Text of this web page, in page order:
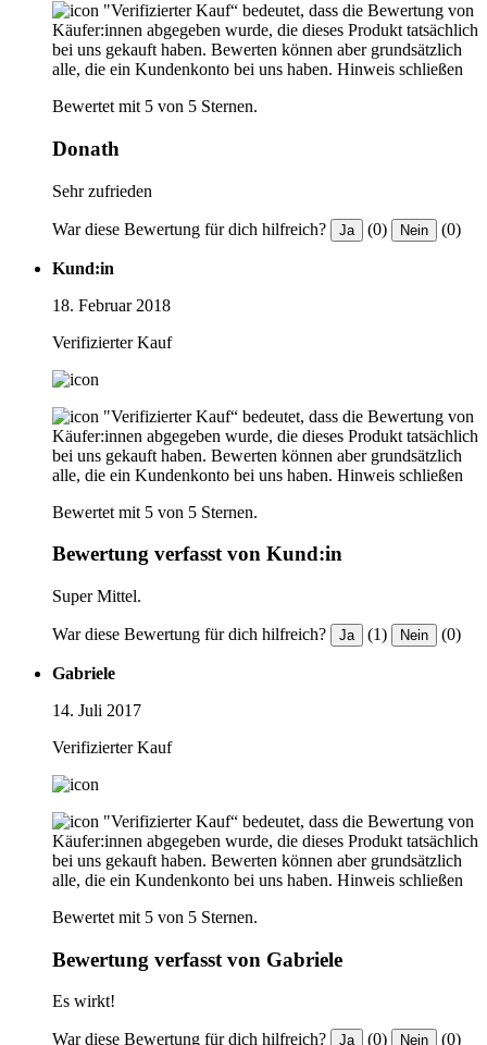
"Verifizierter Kauf“ bedeutet, dass die Bewertung von
Käufer:innen abgegeben wurde, die dieses Produkt tatsächlich
bei uns gekauft haben. Bewerten können aber grundsätzlich
alle, die ein Kundenkonto bei uns haben. Hinweis schließen
Bewertet mit 5 von 5 Sternen.
Donath
Sehr zufrieden
War diese Bewertung für dich hilfreich? Ja (0) Nein (0)
Kund:in
18. Februar 2018
Verifizierter Kauf
"Verifizierter Kauf“ bedeutet, dass die Bewertung von
Käufer:innen abgegeben wurde, die dieses Produkt tatsächlich
bei uns gekauft haben. Bewerten können aber grundsätzlich
alle, die ein Kundenkonto bei uns haben. Hinweis schließen
Bewertet mit 5 von 5 Sternen.
Bewertung verfasst von Kund:in
Super Mittel.
War diese Bewertung für dich hilfreich? Ja (1) Nein (0)
Gabriele
14. Juli 2017
Verifizierter Kauf
"Verifizierter Kauf“ bedeutet, dass die Bewertung von
Käufer:innen abgegeben wurde, die dieses Produkt tatsächlich
bei uns gekauft haben. Bewerten können aber grundsätzlich
alle, die ein Kundenkonto bei uns haben. Hinweis schließen
Bewertet mit 5 von 5 Sternen.
Bewertung verfasst von Gabriele
Es wirkt!
War diese Bewertung für dich hilfreich? Ja (0) Nein (0)